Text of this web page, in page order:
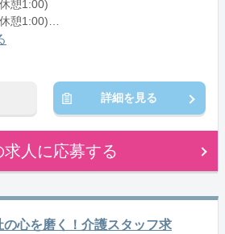
憩1:00)
憩1:00)
休憩1:00)
詳細を見る
求人に応募する
心を磨く！介護スタッフ求